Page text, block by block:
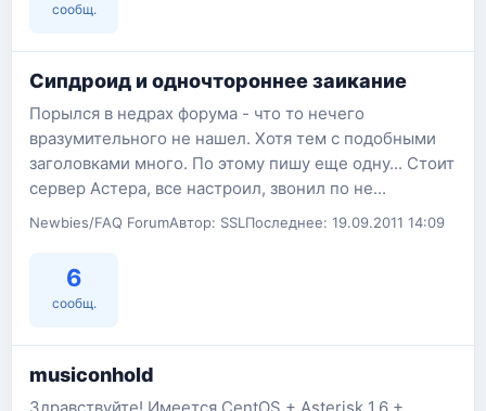
сообщ.
Сипдроид и одночтороннее заикание
Порылся в недрах форума - что то нечего
вразумительного не нашел. Хотя тем с подобными
заголовками много. По этому пишу еще одну... Стоит
сервер Астера, все настроил, звонил по не...
Newbies/FAQ ForumАвтор: SSL Последнее: 19.09.2011 14:09
6
сообщ.
musiconhold